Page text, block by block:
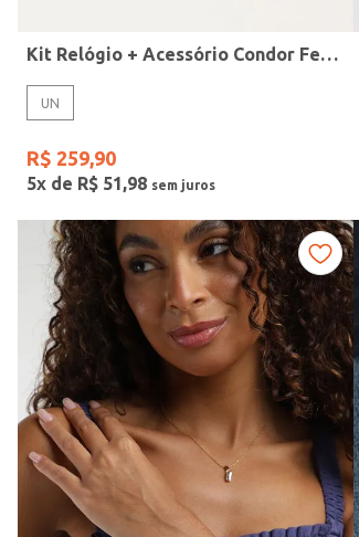
Modelo
Kit Relógio + Acessório Condor Feminino DOURADO
UN
R$ 259,90
5x de R$ 51,98